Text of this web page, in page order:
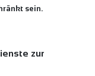
sein.
zur